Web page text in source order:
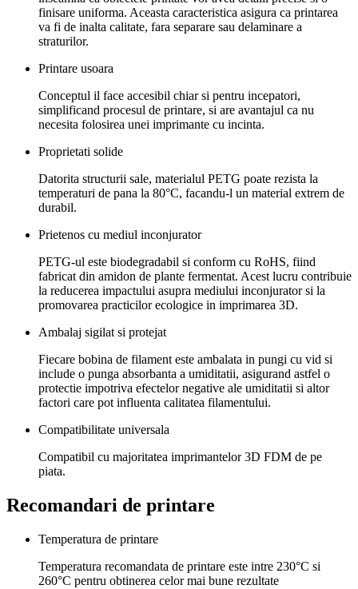
finisare uniforma. Aceasta caracteristica asigura ca printarea
va fi de inalta calitate, fara separare sau delaminare a
straturilor.
Printare usoara
Conceptul il face accesibil chiar si pentru incepatori,
simplificand procesul de printare, si are avantajul ca nu
necesita folosirea unei imprimante cu incinta.
Proprietati solide
Datorita structurii sale, materialul PETG poate rezista la
temperaturi de pana la 80°C, facandu-l un material extrem de
durabil.
Prietenos cu mediul inconjurator
PETG-ul este biodegradabil si conform cu RoHS, fiind
fabricat din amidon de plante fermentat. Acest lucru contribuie
la reducerea impactului asupra mediului inconjurator si la
promovarea practicilor ecologice in imprimarea 3D.
Ambalaj sigilat si protejat
Fiecare bobina de filament este ambalata in pungi cu vid si
include o punga absorbanta a umiditatii, asigurand astfel o
protectie impotriva efectelor negative ale umiditatii si altor
factori care pot influenta calitatea filamentului.
Compatibilitate universala
Compatibil cu majoritatea imprimantelor 3D FDM de pe
piata.
Recomandari de printare
Temperatura de printare
Temperatura recomandata de printare este intre 230°C si
260°C pentru obtinerea celor mai bune rezultate